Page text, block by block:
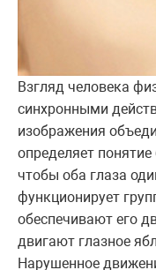
Взгляд человека
синхронными
изображения
определяет
чтобы оба глаза
функционирует
обеспечивают его
двигают глазное
Нарушенное